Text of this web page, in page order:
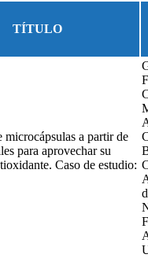
TÍTULO
microcápsulas a partir de
para aprovechar su
Caso de estudio: